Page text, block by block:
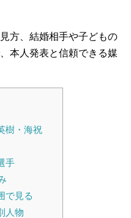
方、結婚相手や子どもの
本人発表と信頼できる媒
樹・海祝
手
で見る
人物